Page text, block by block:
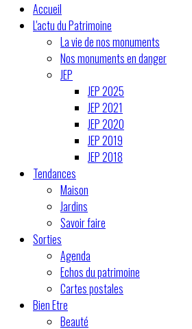
Accueil
L'actu du Patrimoine
La vie de nos monuments
Nos monuments en danger
JEP
JEP 2025
JEP 2021
JEP 2020
JEP 2019
JEP 2018
Tendances
Maison
Jardins
Savoir faire
Sorties
Agenda
Echos du patrimoine
Cartes postales
Bien Etre
Beauté